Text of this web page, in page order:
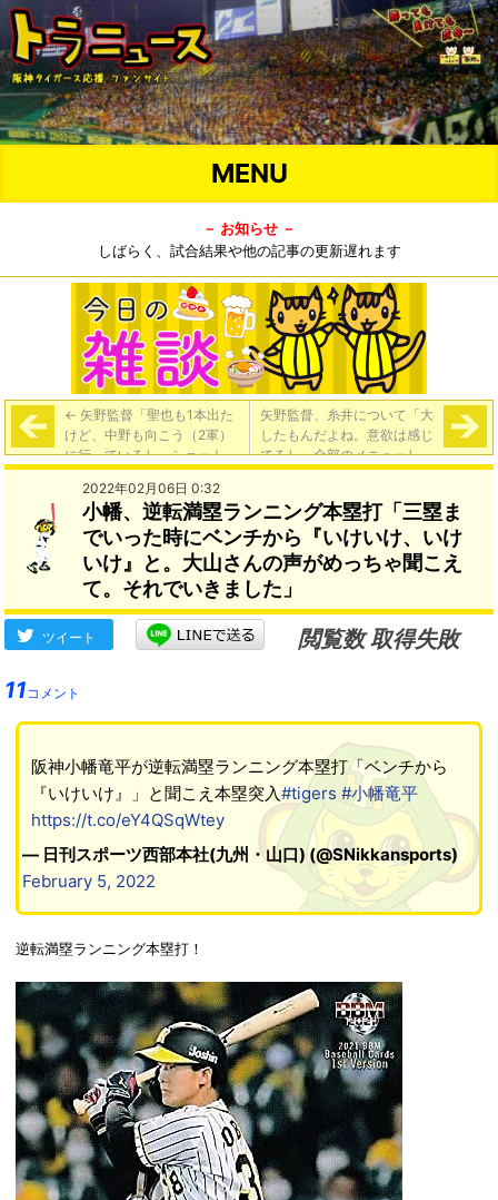
MENU
－ お知らせ －
しばらく、試合結果や他の記事の更新遅れます
← 矢野監督「聖也も1本出た
けど、中野も向こう（2軍）
に行っているし、ショート、
大いにチャンスがあるんで
ね」
矢野監督、糸井について「大
したもんだよね。意欲は感じ
てるし、全部のメニューしっ
かり、当たり前でやってくれ
2022年02月06日 0:32
小幡、逆転満塁ランニング本塁打「三塁ま
でいった時にベンチから『いけいけ、いけ
いけ』と。大山さんの声がめっちゃ聞こえ
て。それでいきました」
ツイート
閲覧数 取得失敗
11コメント
阪神小幡竜平が逆転満塁ランニング本塁打「ベンチから
『いけいけ』」と聞こえ本塁突入#tigers #小幡竜平
https://t.co/eY4QSqWtey
— 日刊スポーツ西部本社(九州・山口) (@SNikkansports)
February 5, 2022
逆転満塁ランニング本塁打！